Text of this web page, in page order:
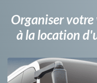
Organiser votre
à la location